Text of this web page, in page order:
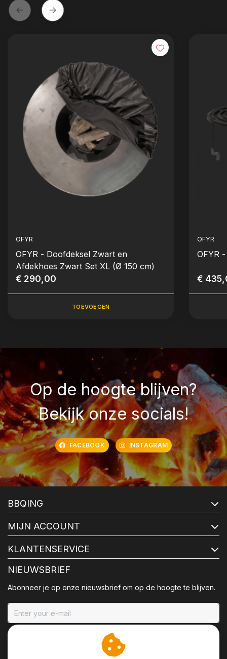
OFYR
OFYR - Doofdeksel Zwart en
Afdekhoes Zwart Set XL (Ø 150 cm)
€ 290,00
TOEVOEGEN
OFYR
OFYR
€
Op de hoogte blijven?
Bekijk onze socials!
FACEBOOK INSTAGRAM
BBQING
MIJN ACCOUNT
KLANTENSERVICE
NIEUWSBRIEF
Abonneer je op onze nieuwsbrief om op de hoogte te blijven.